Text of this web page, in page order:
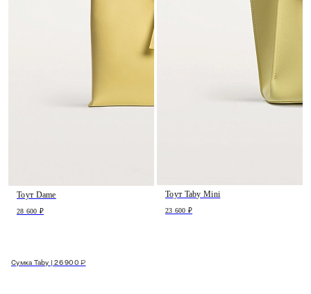
Тоут Dame
28 600 ₽
Тоут Taby Mini
23 600 ₽
Сумка Taby | 26 900 ₽